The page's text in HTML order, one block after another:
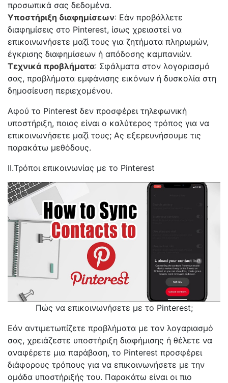
προσωπικά σας δεδομένα.
Υποστήριξη διαφημίσεων: Εάν προβάλλετε
διαφημίσεις στο Pinterest, ίσως χρειαστεί να
επικοινωνήσετε μαζί τους για ζητήματα πληρωμών,
έγκρισης διαφημίσεων ή απόδοσης καμπανιών.
Τεχνικά προβλήματα: Σφάλματα στον λογαριασμό
σας, προβλήματα εμφάνισης εικόνων ή δυσκολία στη
δημοσίευση περιεχομένου.
Αφού το Pinterest δεν προσφέρει τηλεφωνική
υποστήριξη, ποιος είναι ο καλύτερος τρόπος για να
επικοινωνήσετε μαζί τους; Ας εξερευνήσουμε τις
παρακάτω μεθόδους.
II.Τρόποι επικοινωνίας με το Pinterest
Πώς να επικοινωνήσετε με το Pinterest;
Εάν αντιμετωπίζετε προβλήματα με τον λογαριασμό
σας, χρειάζεστε υποστήριξη διαφήμισης ή θέλετε να
αναφέρετε μια παράβαση, το Pinterest προσφέρει
διάφορους τρόπους για να επικοινωνήσετε με την
ομάδα υποστήριξής του. Παρακάτω είναι οι πιο